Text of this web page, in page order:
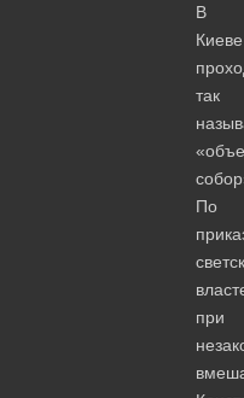
В
Киеве
так
По
при